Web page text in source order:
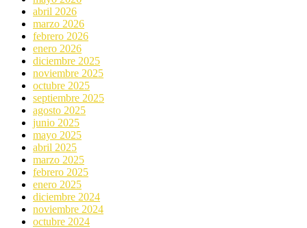
abril 2026
marzo 2026
febrero 2026
enero 2026
diciembre 2025
noviembre 2025
octubre 2025
septiembre 2025
agosto 2025
junio 2025
mayo 2025
abril 2025
marzo 2025
febrero 2025
enero 2025
diciembre 2024
noviembre 2024
octubre 2024